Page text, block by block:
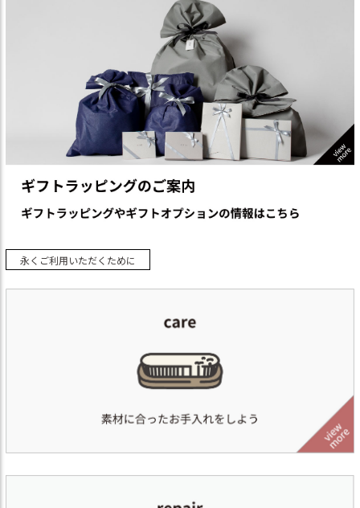
永くご利用いただくために